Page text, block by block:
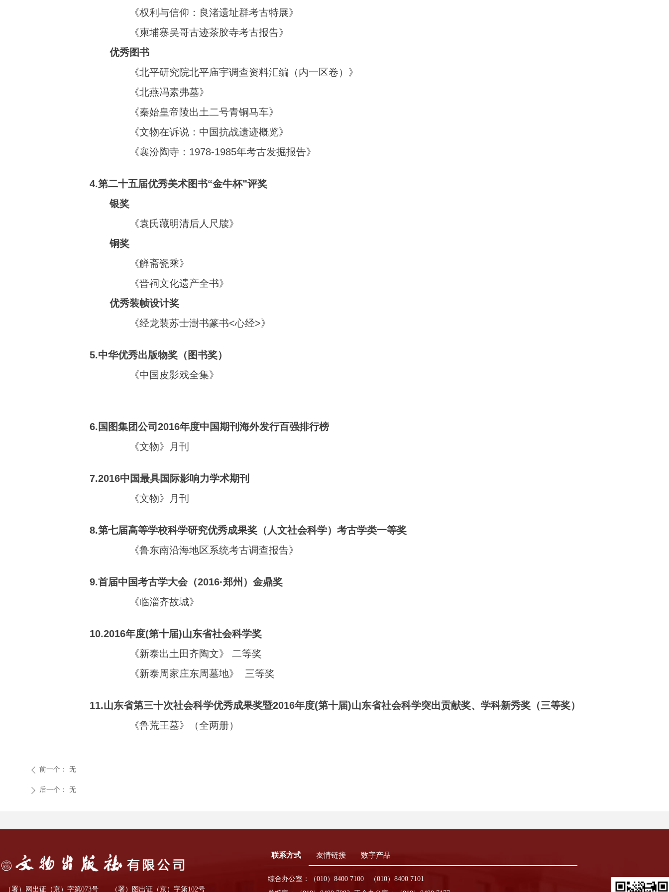
《权利与信仰：良渚遗址群考古特展》
《柬埔寨吴哥古迹茶胶寺考古报告》
优秀图书
《北平研究院北平庙宇调查资料汇编（内一区卷）》
《北燕冯素弗墓》
《秦始皇帝陵出土二号青铜马车》
《文物在诉说：中国抗战遗迹概览》
《襄汾陶寺：1978-1985年考古发掘报告》
4.第二十五届优秀美术图书“金牛杯”评奖
银奖
《袁氏藏明清后人尺牍》
铜奖
《觯斋瓷乘》
《晋祠文化遗产全书》
优秀装帧设计奖
《经龙装苏士澍书篆书<心经>》
5.中华优秀出版物奖（图书奖）
《中国皮影戏全集》
6.国图集团公司2016年度中国期刊海外发行百强排行榜
《文物》月刊
7.2016中国最具国际影响力学术期刊
《文物》月刊
8.第七届高等学校科学研究优秀成果奖（人文社会科学）考古学类一等奖
《鲁东南沿海地区系统考古调查报告》
9.首届中国考古学大会（2016·郑州）金鼎奖
《临淄齐故城》
10.2016年度(第十届)山东省社会科学奖
《新泰出土田齐陶文》 二等奖
《新泰周家庄东周墓地》 三等奖
11.山东省第三十次社会科学优秀成果奖暨2016年度(第十届)山东省社会科学突出贡献奖、学科新秀奖（三等奖）
《鲁荒王墓》（全两册）
ꄴ 前一个： 无
ꄲ 后一个： 无
联系方式 友情链接 数字产品
综合办公室：（010）8400 7100 （010）8400 7101
（署）网出证（京）字第073号 （署）图出证（京）字第102号